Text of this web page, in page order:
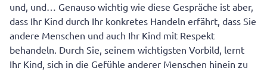
und, und… Genauso wichtig wie diese Gespräche ist aber,
dass Ihr Kind durch Ihr konkretes Handeln erfährt, dass Sie
andere Menschen und auch Ihr Kind mit Respekt
behandeln. Durch Sie, seinem wichtigsten Vorbild, lernt
Ihr Kind, sich in die Gefühle anderer Menschen hinein zu